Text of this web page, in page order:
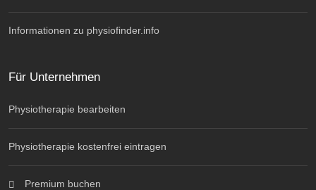
Informationen zu physiofinder.info
Für Unternehmen
Physiotherapie bearbeiten
Physiotherapie kostenfrei eintragen
Premium buchen